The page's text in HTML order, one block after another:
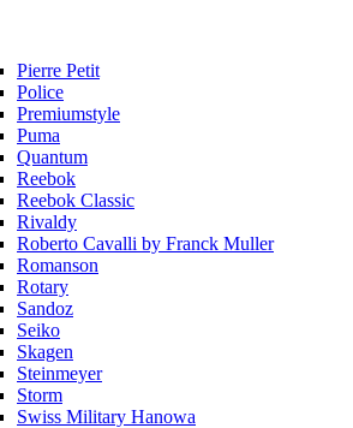
Pierre Petit
Police
Premiumstyle
Puma
Quantum
Reebok
Reebok Classic
Rivaldy
Roberto Cavalli by Franck Muller
Romanson
Rotary
Sandoz
Seiko
Skagen
Steinmeyer
Storm
Swiss Military Hanowa